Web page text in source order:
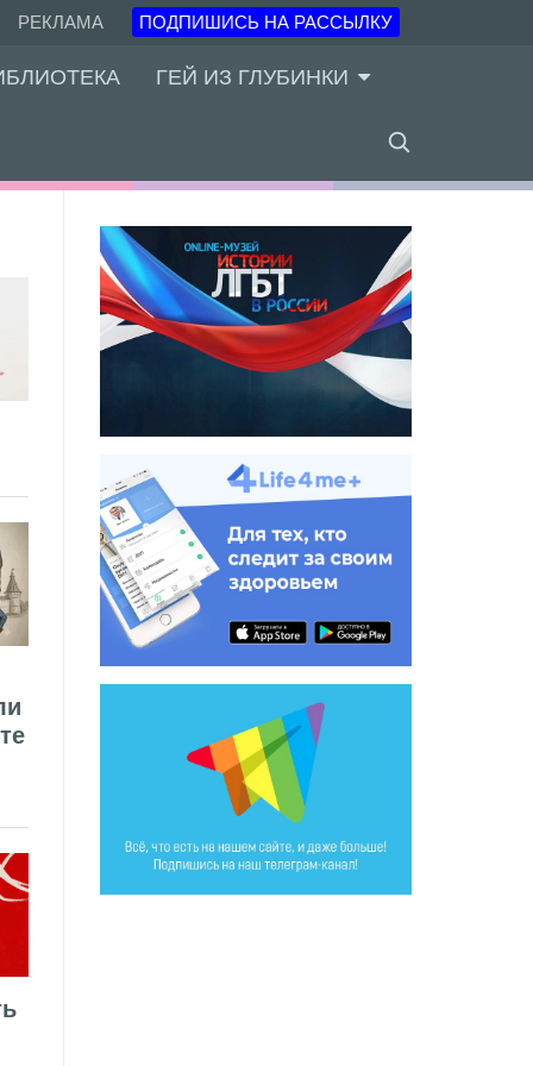
РЕКЛАМА ПОДПИШИСЬ НА РАССЫЛКУ
ГЕЙ ИЗ ГЛУБИНКИ